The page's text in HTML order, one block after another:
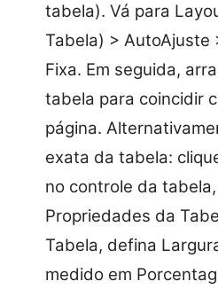
tabela). Vá para
Tabela) > AutoAjuste
Fixa. Em seguida,
tabela para coincidir
página.
exata da tabela:
no controle da
Propriedades da
Tabela, defina
medido em